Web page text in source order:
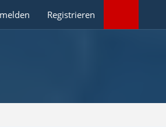
Registrieren